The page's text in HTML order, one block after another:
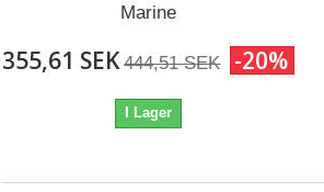
Marine
355,61 SEK 444,51 SEK -20%
I Lager